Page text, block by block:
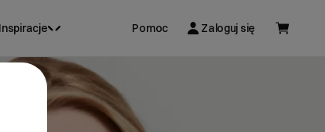
Inspiracje Pomoc Zaloguj się